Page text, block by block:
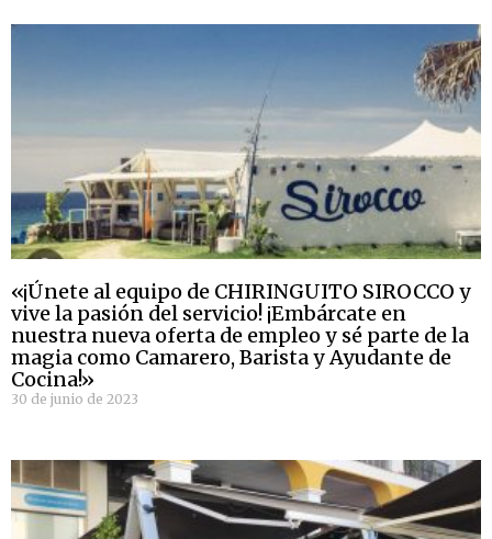
«¡Únete al equipo de CHIRINGUITO SIROCCO y
vive la pasión del servicio! ¡Embárcate en
nuestra nueva oferta de empleo y sé parte de la
magia como Camarero, Barista y Ayudante de
Cocina!»
30 de junio de 2023